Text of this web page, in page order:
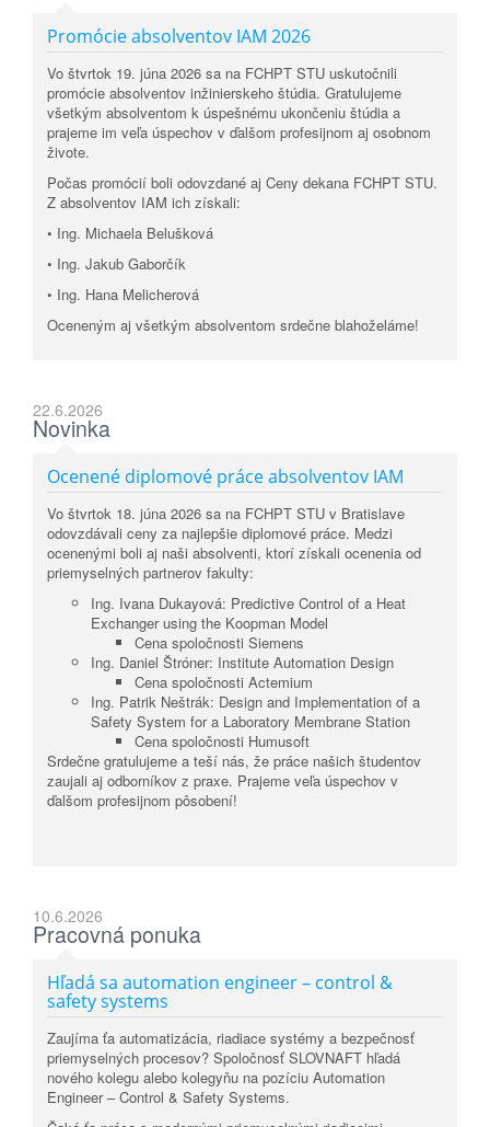
Promócie absolventov IAM 2026
Vo štvrtok 19. júna 2026 sa na FCHPT STU uskutočnili
promócie absolventov inžinierskeho štúdia. Gratulujeme
všetkým absolventom k úspešnému ukončeniu štúdia a
prajeme im veľa úspechov v ďalšom profesijnom aj osobnom
živote.
Počas promócií boli odovzdané aj Ceny dekana FCHPT STU.
Z absolventov IAM ich získali:
• Ing. Michaela Belušková
• Ing. Jakub Gaborčík
• Ing. Hana Melicherová
Oceneným aj všetkým absolventom srdečne blahoželáme!
22.6.2026
Novinka
Ocenené diplomové práce absolventov IAM
Vo štvrtok 18. júna 2026 sa na FCHPT STU v Bratislave
odovzdávali ceny za najlepšie diplomové práce. Medzi
ocenenými boli aj naši absolventi, ktorí získali ocenenia od
priemyselných partnerov fakulty:
Ing. Ivana Dukayová: Predictive Control of a Heat
Exchanger using the Koopman Model
Cena spoločnosti Siemens
Ing. Daniel Štróner: Institute Automation Design
Cena spoločnosti Actemium
Ing. Patrik Neštrák: Design and Implementation of a
Safety System for a Laboratory Membrane Station
Cena spoločnosti Humusoft
Srdečne gratulujeme a teší nás, že práce našich študentov
zaujali aj odborníkov z praxe. Prajeme veľa úspechov v
ďalšom profesijnom pôsobení!
10.6.2026
Pracovná ponuka
Hľadá sa automation engineer – control &
safety systems
Zaujíma ťa automatizácia, riadiace systémy a bezpečnosť
priemyselných procesov? Spoločnosť SLOVNAFT hľadá
nového kolegu alebo kolegyňu na pozíciu Automation
Engineer – Control & Safety Systems.